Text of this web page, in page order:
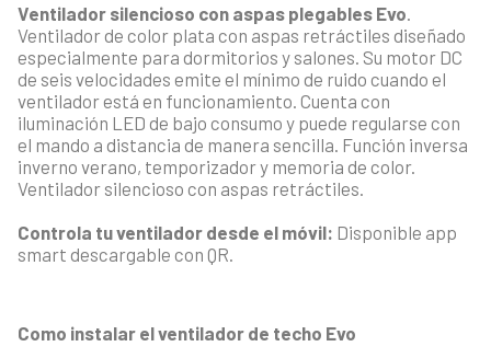
Ventilador silencioso con aspas plegables Evo
Ventilador de color plata con aspas retráctiles diseñado
especialmente para dormitorios y salones. Su motor DC
de seis velocidades emite el mínimo de ruido cuando el
ventilador está en funcionamiento. Cuenta con
iluminación LED de bajo consumo y puede regularse con
el mando a distancia de manera sencilla. Función inversa
inverno verano, temporizador y memoria de color.
Ventilador silencioso con aspas retráctiles.
Controla tu ventilador desde el móvil: Disponible app
smart descargable con QR.
Como instalar el ventilador de techo Evo